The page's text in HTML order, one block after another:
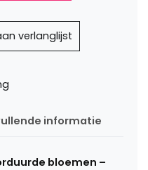
verlanglijst
informatie
bloemen –